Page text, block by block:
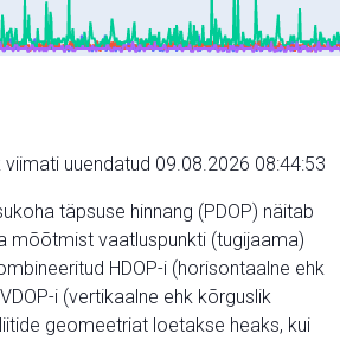
viimati uuendatud 09.08.2026 08:44:53
täpsuse hinnang (PDOP) näitab
mõõtmist vaatluspunkti (tugijaama)
HDOP-i (horisontaalne ehk
i (vertikaalne ehk kõrguslik
geomeetriat loetakse heaks, kui